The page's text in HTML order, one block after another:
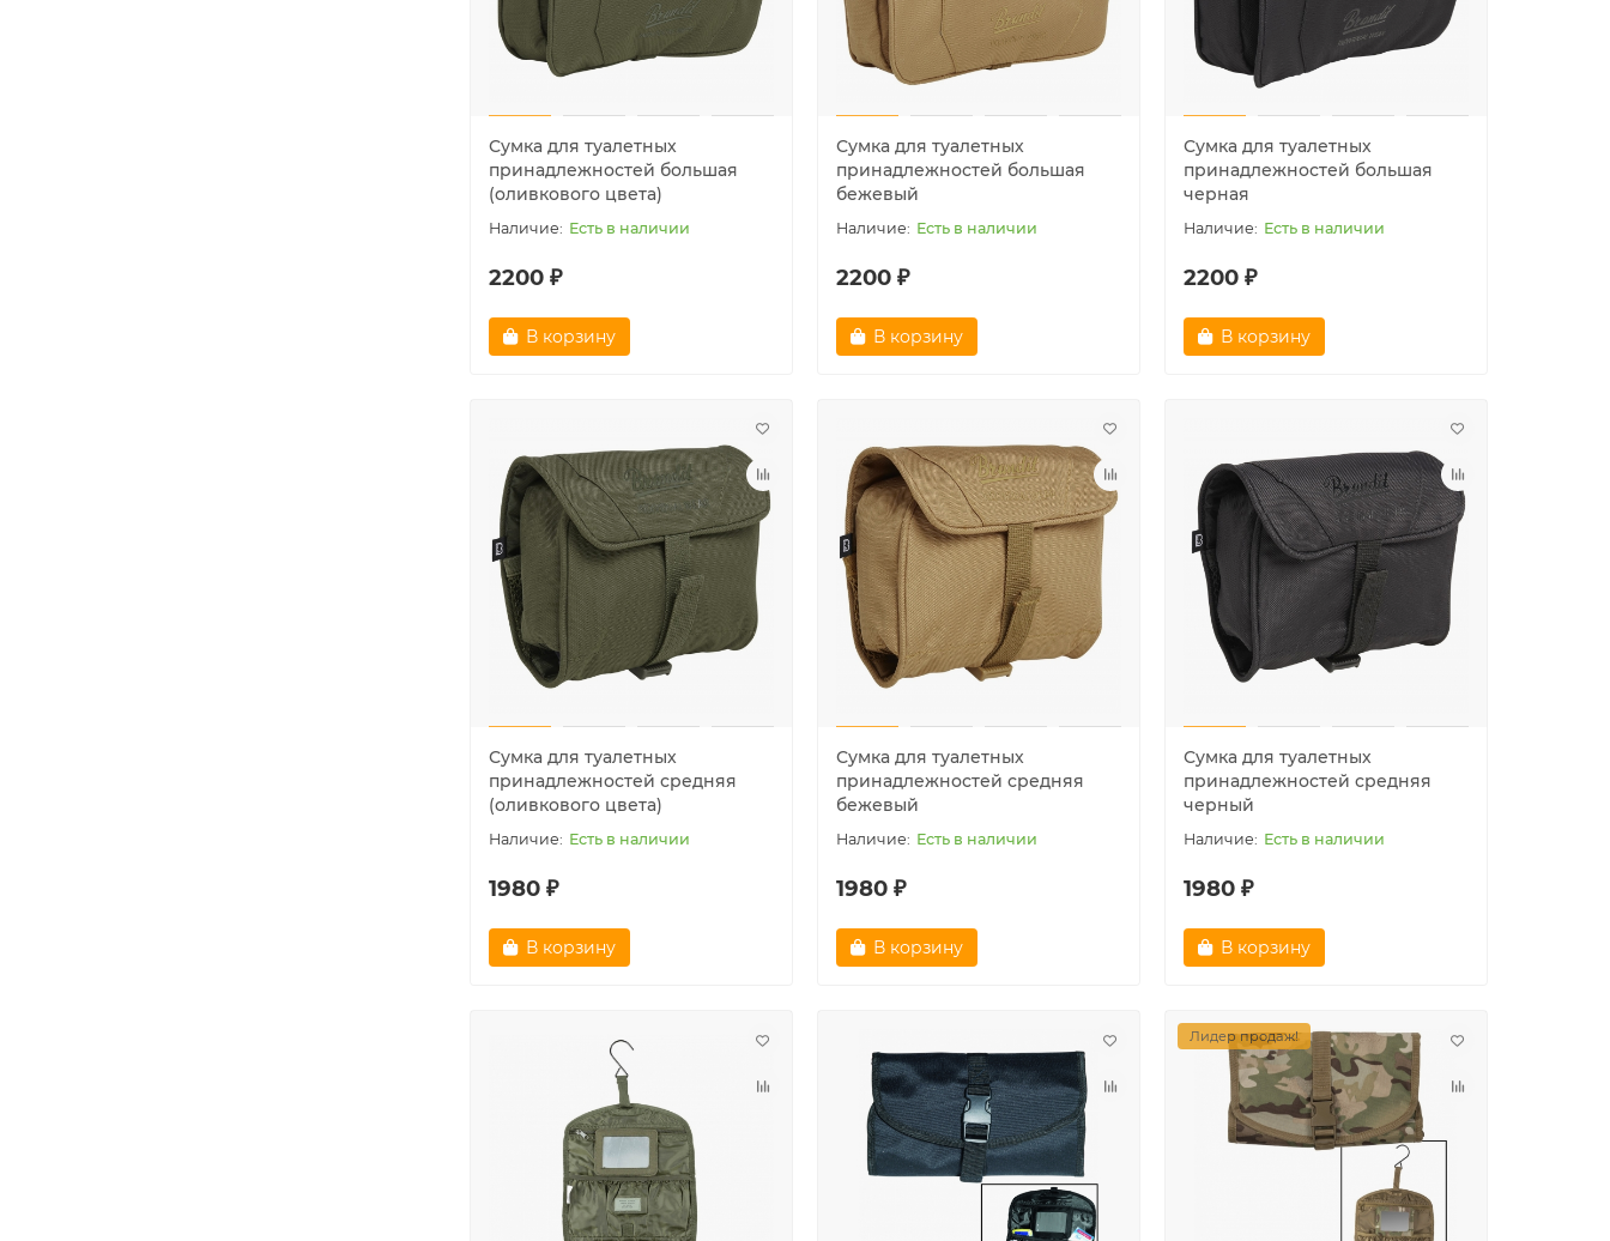
Сумка для туалетных
принадлежностей большая
(оливкового цвета)
Есть в наличии
2200 ₽
В корзину
Сумка для туалетных
принадлежностей большая
бежевый
Есть в наличии
2200 ₽
В корзину
Сумка для туалетных
принадлежностей большая
черная
Есть в наличии
2200 ₽
В корзину
Сумка для туалетных
принадлежностей средняя
(оливкового цвета)
Есть в наличии
1980 ₽
В корзину
Сумка для туалетных
принадлежностей средняя
бежевый
Есть в наличии
1980 ₽
В корзину
Сумка для туалетных
принадлежностей средняя
черный
Есть в наличии
1980 ₽
В корзину
Лидер продаж!